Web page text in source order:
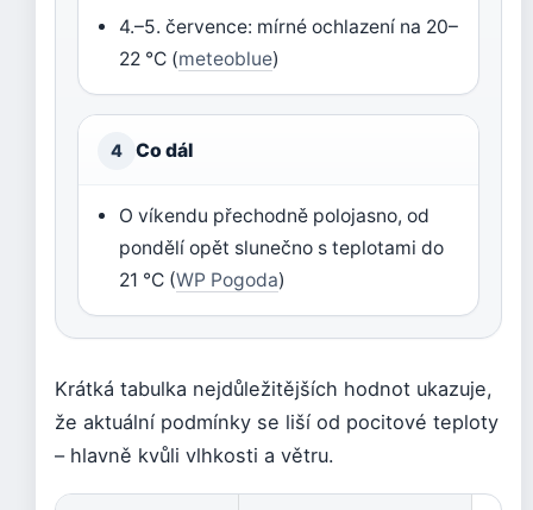
4.–5. července: mírné ochlazení na 20–
22 °C (meteoblue)
4 Co dál
O víkendu přechodně polojasno, od
pondělí opět slunečno s teplotami do
21 °C (WP Pogoda)
Krátká tabulka nejdůležitějších hodnot ukazuje,
že aktuální podmínky se liší od pocitové teploty
– hlavně kvůli vlhkosti a větru.